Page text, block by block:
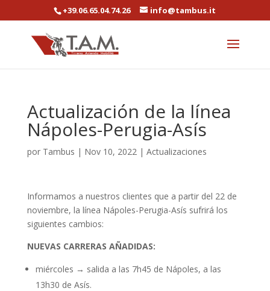
+39.06.65.04.74.26 info@tambus.it
Actualización de la línea
Nápoles-Perugia-Asís
por Tambus | Nov 10, 2022| Actualizaciones
Informamos a nuestros clientes que a partir del 22 de
noviembre, la línea Nápoles-Perugia-Asís sufrirá los
siguientes cambios:
NUEVAS CARRERAS AÑADIDAS:
miércoles → salida a las 7h45 de Nápoles, a las
13h30 de Asís.